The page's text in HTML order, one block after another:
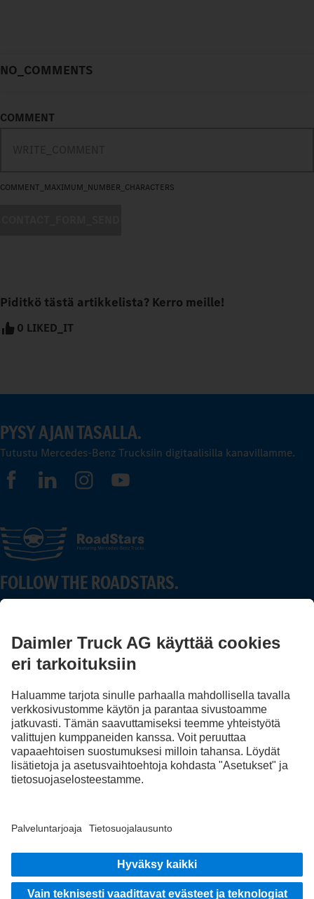
NO_COMMENTS
COMMENT
COMMENT_MAXIMUM_NUMBER_CHARACTERS
Piditkö tästä artikkelista? Kerro meille!
0 LIKED_IT
PYSY AJAN TASALLA.
Tutustu Mercedes-Benz Trucksiin digitaalisilla kanavillamme.
FOLLOW THE ROADSTARS.
Jaa kokemuksesi muiden kuorma-autonkuljettajien kanssa.
Nouse kyytiin
Julkaisija
Tietosuoja
Sopimus- ja käyttöehdot
Tietosuoja Vikatilannepalvelu
Muita tietosuojaohjeita